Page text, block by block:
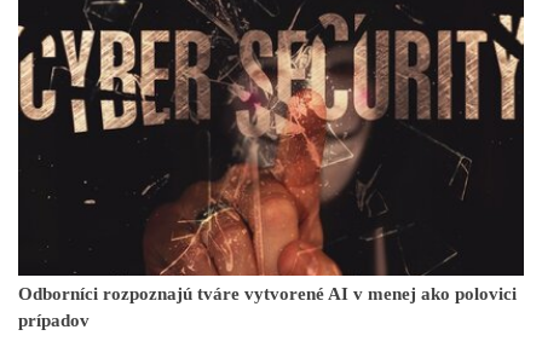
Odborníci rozpoznajú tváre vytvorené AI v menej ako polovici
prípadov